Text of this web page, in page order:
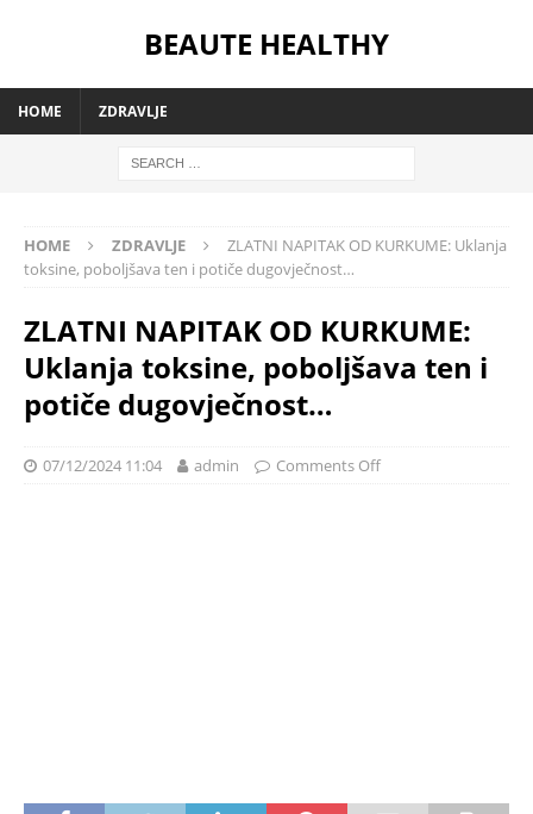
BEAUTE HEALTHY
HOME ZDRAVLJE
HOME ZDRAVLJE
ZLATNI NAPITAK OD KURKUME: Uklanja
toksine, poboljšava ten i potiče dugovječnost…
ZLATNI NAPITAK OD KURKUME:
Uklanja toksine, poboljšava ten i
potiče dugovječnost…
07/12/2024 11:04 admin Comments Off